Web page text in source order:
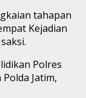
tahapan
Kejadian
Polres
Jatim,